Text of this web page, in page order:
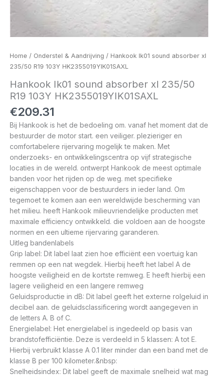
Home / Onderstel & Aandrijving / Hankook Ik01 sound absorber xl
235/50 R19 103Y HK2355019YIK01SAXL
Hankook Ik01 sound absorber xl 235/50
R19 103Y HK2355019YIK01SAXL
€209.31
Bij Hankook is het de bedoeling om. vanaf het moment dat de
bestuurder de motor start. een veiliger. plezieriger en
comfortabelere rijervaring mogelijk te maken. Met
onderzoeks- en ontwikkelingscentra op vijf strategische
locaties in de wereld. ontwerpt Hankook de meest optimale
banden voor het rijden op de weg. met specifieke
eigenschappen voor de bestuurders in ieder land. Om
tegemoet te komen aan een wereldwijde bescherming van
het milieu. heeft Hankook milieuvriendelijke producten met
maximale efficiency ontwikkeld. die voldoen aan de hoogste
normen en een ultieme rijervaring garanderen.
Uitleg bandenlabels
Grip label: Dit label laat zien hoe efficiënt een voertuig kan
remmen op een nat wegdek. Hierbij heeft het label A de
hoogste veiligheid en de kortste remweg. E heeft hierbij een
lagere veiligheid en een langere remweg
Geluidsproductie in dB: Dit label geeft het externe rolgeluid in
decibel aan. de geluidsclassificering wordt aangegeven in
de letters A. B of C.
Energielabel: Het energielabel is ingedeeld op basis van
brandstofefficiëntie. Deze is verdeeld in 5 klassen: A tot E.
Hierbij verbruikt klasse A 0.1 liter minder dan een band met de
klasse B per 100 kilometer.&nbsp:
Snelheidsindex: Dit label geeft de maximale snelheid wat mag